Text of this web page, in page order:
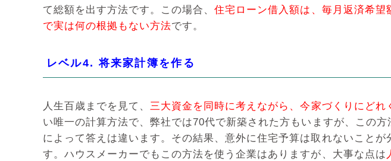
て総額を出す方法です。この場合、住宅ローン借入額は、毎月返済希望
で実は何の根拠もない方法です。
レベル4. 将来家計簿を作る
人生百歳までを見て、三大資金を同時に考えながら、今家づくりにど
い唯一の計算方法で、弊社では70代で新築された方もいますが、この
によって答えは違います。その結果、意外に住宅予算は取れないこと
す。ハウスメーカーでもこの方法を使う企業はありますが、大事な点は